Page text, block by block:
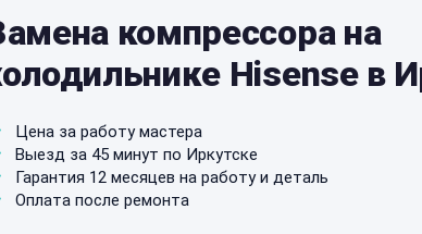
компрессора на
Hisense в
Цена за работу мастера
Выезд за 45 минут по Иркутске
Гарантия 12 месяцев на работу и деталь
Оплата после ремонта